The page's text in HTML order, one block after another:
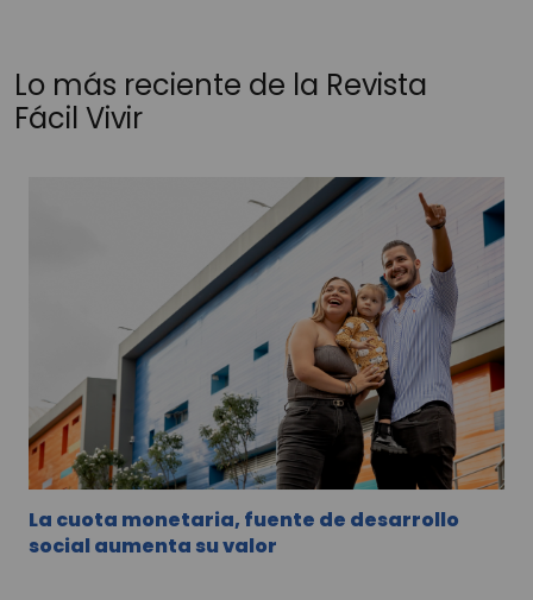
Lo más reciente de la Revista
Fácil Vivir
La cuota monetaria, fuente de desarrollo
social aumenta su valor